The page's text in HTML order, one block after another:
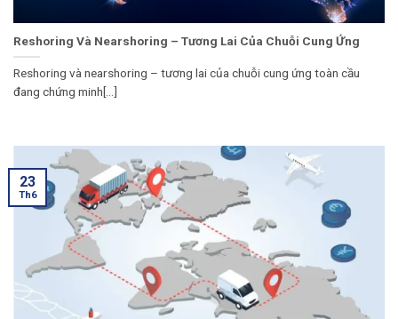
Reshoring Và Nearshoring – Tương Lai Của Chuỗi Cung Ứng
Reshoring và nearshoring – tương lai của chuỗi cung ứng toàn cầu
đang chứng minh[...]
23
Th6